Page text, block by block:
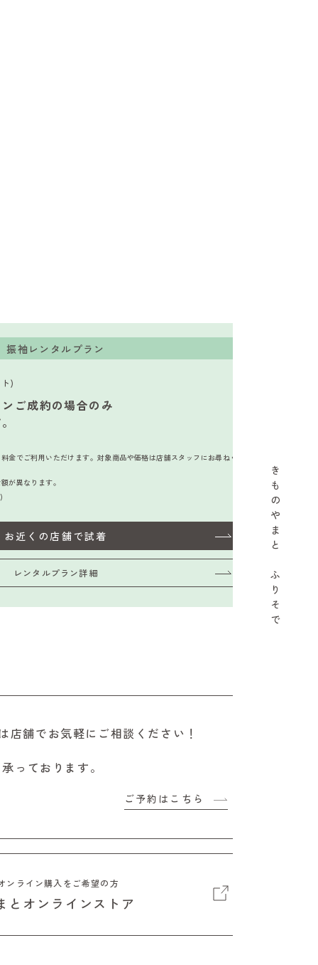
き
も
の
や
ま
と
ふ
り
そ
で
振袖レンタルプラン
)
ご成約の場合のみ
金でご利用いただけます。対象商品や価格は店舗スタッフにお尋ねくだ
が異なります。
お近くの店舗で試着
レンタルプラン詳細
店舗でお気軽にご相談ください！
っております。
ご予約はこちら
ンライン購入をご希望の方
とオンラインストア